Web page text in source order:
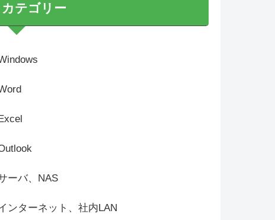
カテゴリー
Excel
ーバ、NAS
ンターネット、社内LAN